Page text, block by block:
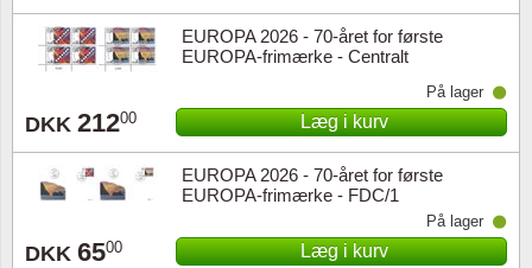
EUROPA 2026 - 70-året for første
EUROPA-frimærke - Centralt
DKK 21200
På lager
Læg i kurv
EUROPA 2026 - 70-året for første
EUROPA-frimærke - FDC/1
DKK 6500
På lager
Læg i kurv